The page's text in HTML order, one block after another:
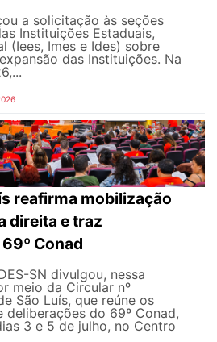
a solicitação às seções
Instituições Estaduais,
(Iees, Imes e Ides) sobre
das Instituições. Na
reafirma mobilização
direita e traz
Conad
SN divulgou, nessa
meio da Circular nº
São Luís, que reúne os
deliberações do 69º Conad,
3 e 5 de julho, no Centro